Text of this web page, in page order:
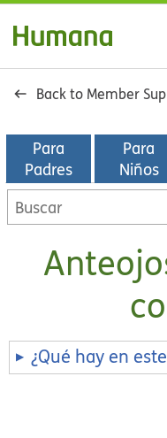
Back to Member
Para
Padres
Para
Niños
Buscar
en
biblioteca
¿Qué hay en